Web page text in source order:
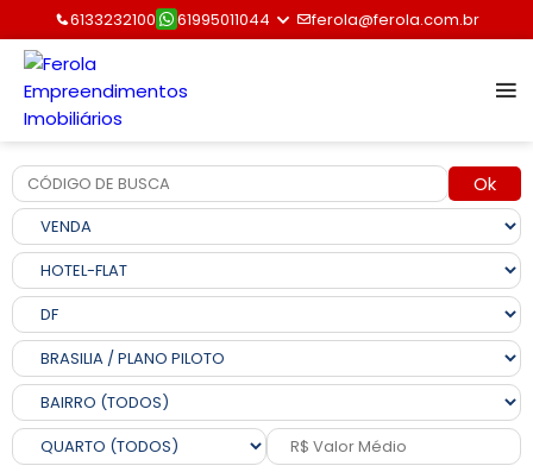
6133232100 61995011044 ferola@ferola.com.br
Ok